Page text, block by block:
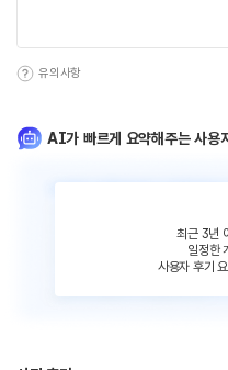
유의사항
AI가 빠르게 요약해주는 사용
최근 3년
일정한
사용자 후기